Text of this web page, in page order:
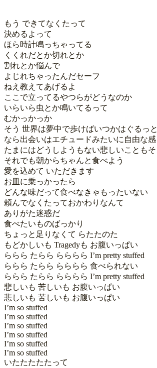
もう できてなくたって
決めるよって
ほら時計鳴っちゃってる
くくれだとか切れとか
割れとか悩んで
よじれちゃったんだセーフ
ねえ教えてあげるよ
ここで立ってるやつらがどうなのか
いらいら虫とか鳴いてるって
むかっかっか
そう 世界は夢中で歩けばいつかはぐるっ
なら出会いはエチュードみたいに自由な
たまにはどうしようもない悲しいことも
それでも朝からちゃんと食べよう
愛を込めて いただきます
お皿に乗っかったら
どんな味だって食べなきゃもったいない
頼んでなくたっておかわりなんて
ありがた迷惑だ
食べたいものばっかり
ちょっと足りなくて らたたのた
もどかしいも Tragedyも お腹いっぱい
ららら たらら らららら I’m pretty stuffed
ららら たらら らららら 食べられない
ららら たらら らららら I’m pretty stuffed
悲しいも 苦しいも お腹いっぱい
悲しいも 苦しいも お腹いっぱい
I’m so stuffed
I’m so stuffed
I’m so stuffed
I’m so stuffed
I’m so stuffed
I’m so stuffed
いたたたたたって